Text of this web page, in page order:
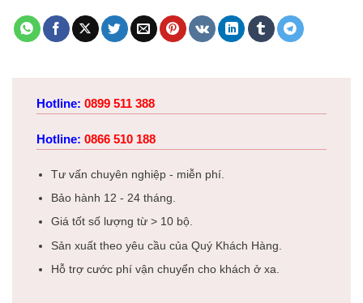
Hotline: 0899 511 388
Hotline: 0866 510 188
Tư vấn chuyên nghiệp - miễn phí.
Bảo hành 12 - 24 tháng.
Giá tốt số lượng từ > 10 bộ.
Sản xuất theo yêu cầu của Quý Khách Hàng.
Hỗ trợ cước phí vận chuyển cho khách ở xa.